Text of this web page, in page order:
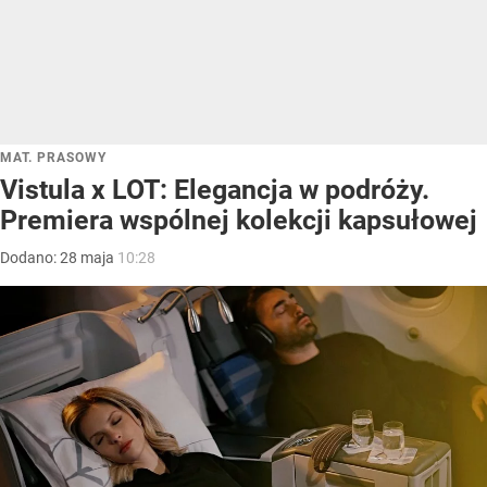
MAT. PRASOWY
Vistula x LOT: Elegancja w podróży.
Premiera wspólnej kolekcji kapsułowej
Dodano:28 maja 10:28